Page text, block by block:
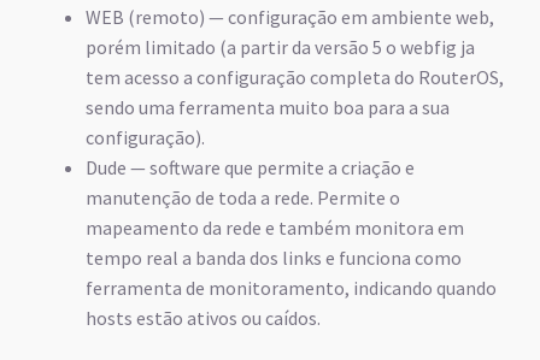
WEB (remoto) — configuração em ambiente web,
porém limitado (a partir da versão 5 o webfig ja
tem acesso a configuração completa do RouterOS,
sendo uma ferramenta muito boa para a sua
configuração).
Dude — software que permite a criação e
manutenção de toda a rede. Permite o
mapeamento da rede e também monitora em
tempo real a banda dos links e funciona como
ferramenta de monitoramento, indicando quando
hosts estão ativos ou caídos.